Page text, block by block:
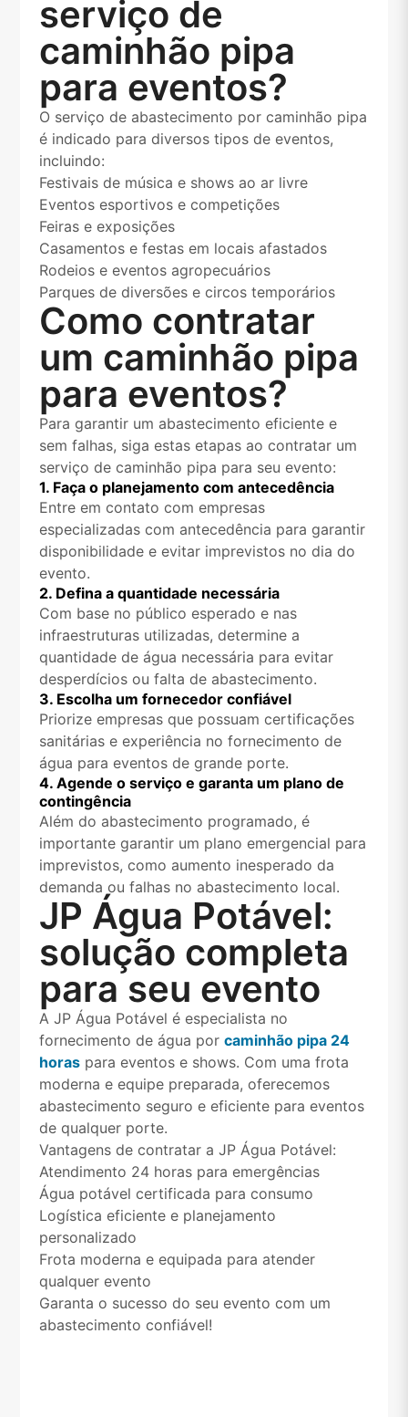
serviço de
caminhão pipa
para eventos?
O serviço de abastecimento por caminhão pipa
é indicado para diversos tipos de eventos,
incluindo:
Festivais de música e shows ao ar livre
Eventos esportivos e competições
Feiras e exposições
Casamentos e festas em locais afastados
Rodeios e eventos agropecuários
Parques de diversões e circos temporários
Como contratar
um caminhão pipa
para eventos?
Para garantir um abastecimento eficiente e
sem falhas, siga estas etapas ao contratar um
serviço de caminhão pipa para seu evento:
1. Faça o planejamento com antecedência
Entre em contato com empresas
especializadas com antecedência para garantir
disponibilidade e evitar imprevistos no dia do
evento.
2. Defina a quantidade necessária
Com base no público esperado e nas
infraestruturas utilizadas, determine a
quantidade de água necessária para evitar
desperdícios ou falta de abastecimento.
3. Escolha um fornecedor confiável
Priorize empresas que possuam certificações
sanitárias e experiência no fornecimento de
água para eventos de grande porte.
4. Agende o serviço e garanta um plano de
contingência
Além do abastecimento programado, é
importante garantir um plano emergencial para
imprevistos, como aumento inesperado da
demanda ou falhas no abastecimento local.
JP Água Potável:
solução completa
para seu evento
A JP Água Potável é especialista no
fornecimento de água por caminhão pipa 24
horaspara eventos e shows. Com uma frota
moderna e equipe preparada, oferecemos
abastecimento seguro e eficiente para eventos
de qualquer porte.
Vantagens de contratar a JP Água Potável:
Atendimento 24 horas para emergências
Água potável certificada para consumo
Logística eficiente e planejamento
personalizado
Frota moderna e equipada para atender
qualquer evento
Garanta o sucesso do seu evento com um
abastecimento confiável!